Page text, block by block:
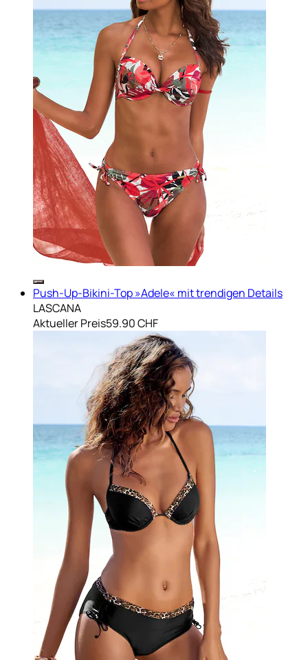
Push-Up-Bikini-Top »Adele« mit trendigen Details
LASCANA
Aktueller Preis59.90 CHF